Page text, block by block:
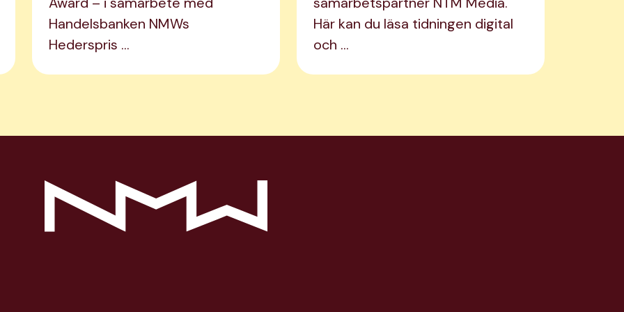
Handelsbanken NMWs
Hederspris …
Här kan du läsa tidningen digital
och …